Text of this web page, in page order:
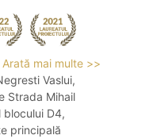
Arată mai multe >>
Vaslui,
Strada Mihail
blocului D4,
principală